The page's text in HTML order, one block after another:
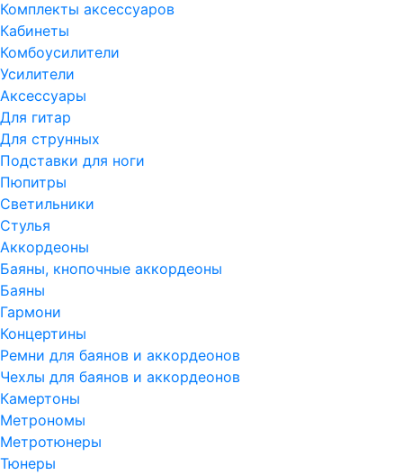
Комплекты аксессуаров
Кабинеты
Комбоусилители
Усилители
Аксессуары
Для гитар
Для струнных
Подставки для ноги
Пюпитры
Светильники
Стулья
Аккордеоны
Баяны, кнопочные аккордеоны
Баяны
Гармони
Концертины
Ремни для баянов и аккордеонов
Чехлы для баянов и аккордеонов
Камертоны
Метрономы
Метротюнеры
Тюнеры